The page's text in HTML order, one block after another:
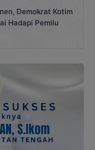
Demokrat Kotim
Hadapi Pemilu